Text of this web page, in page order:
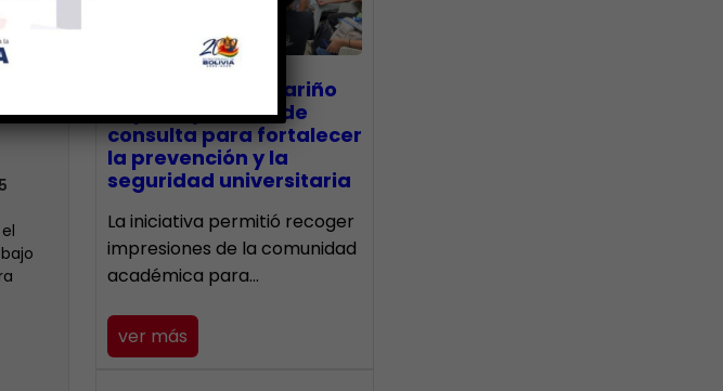
CECA Santiago Mariño
impulsó jornada de
consulta para fortalecer
la prevención y la
seguridad universitaria
La iniciativa permitió recoger
impresiones de la comunidad
académica para…
ver más